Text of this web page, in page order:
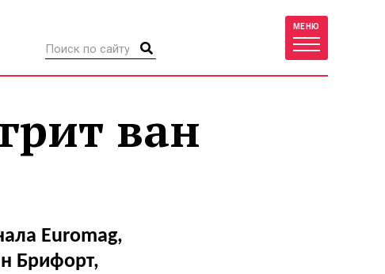
МЕНЮ
ван
Euromag,
Брифорт,